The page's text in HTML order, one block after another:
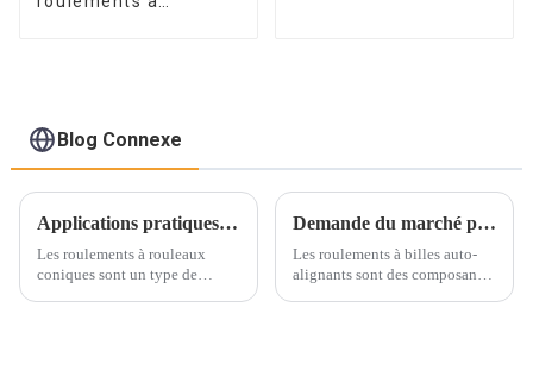
Blog Connexe
Applications pratiques des roulements à rouleaux coniques
Les roulements à rouleaux
coniques sont un type de
Demande du marché pour les roulements à billes auto-alignants
Les roulements à billes auto-
alignants sont des composants